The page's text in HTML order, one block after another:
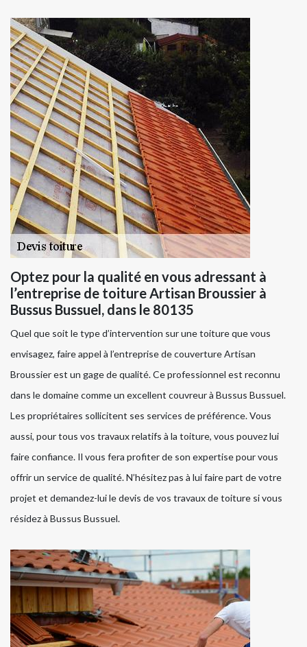
Optez pour la qualité en vous adressant à
l’entreprise de toiture Artisan Broussier à
Bussus Bussuel, dans le 80135
Quel que soit le type d’intervention sur une toiture que vous
envisagez, faire appel à l’entreprise de couverture Artisan
Broussier est un gage de qualité. Ce professionnel est reconnu
dans le domaine comme un excellent couvreur à Bussus Bussuel.
Les propriétaires sollicitent ses services de préférence. Vous
aussi, pour tous vos travaux relatifs à la toiture, vous pouvez lui
faire confiance. Il vous fera profiter de son expertise pour vous
offrir un service de qualité. N’hésitez pas à lui faire part de votre
projet et demandez-lui le devis de vos travaux de toiture si vous
résidez à Bussus Bussuel.